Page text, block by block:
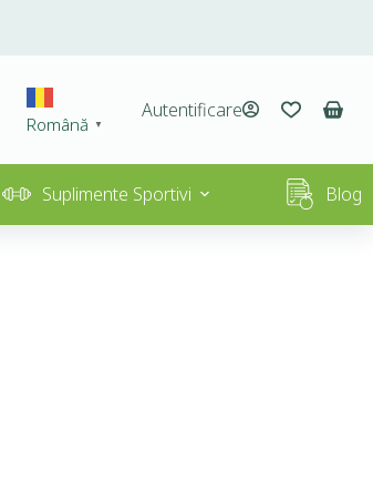
Română ▼
Autentificare
Suplimente Sportivi Blog